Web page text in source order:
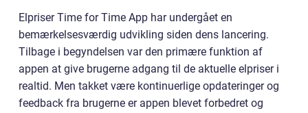
Elpriser Time for Time App har undergået en
bemærkelsesværdig udvikling siden dens lancering.
Tilbage i begyndelsen var den primære funktion af
appen at give brugerne adgang til de aktuelle elpriser i
realtid. Men takket være kontinuerlige opdateringer og
feedback fra brugerne er appen blevet forbedret og